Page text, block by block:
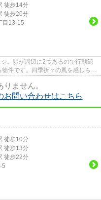
徒歩14分
徒歩20分
目13-15
。駅が周辺に2つあるので行動範
件です。四季折々の風を感じられ
ません。
お問い合わせはこちら
徒歩10分
徒歩13分
徒歩22分
5